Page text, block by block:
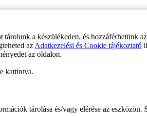
a készülékeden, és hozzáférhetünk
az Adatkezelési és Cookie tájékoztató
az oldalon.
kattintva.
tárolása és/vagy elérése az eszközön.